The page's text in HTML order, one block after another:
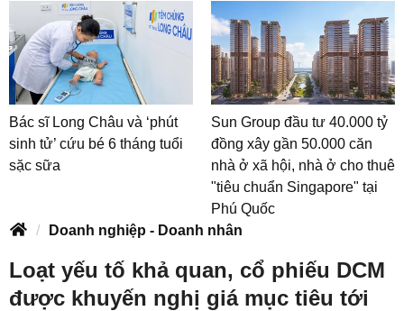
Bác sĩ Long Châu và ‘phút
sinh tử’ cứu bé 6 tháng tuổi
sặc sữa
Sun Group đầu tư 40.000 tỷ
đồng xây gần 50.000 căn
nhà ở xã hội, nhà ở cho thuê
"tiêu chuẩn Singapore" tại
Phú Quốc
Doanh nghiệp - Doanh nhân
Loạt yếu tố khả quan, cổ phiếu DCM
được khuyến nghị giá mục tiêu tới